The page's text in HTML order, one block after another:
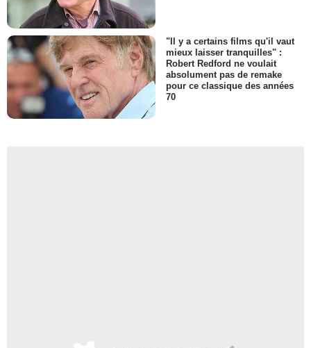
"Il y a certains films qu'il vaut
mieux laisser tranquilles" :
Robert Redford ne voulait
absolument pas de remake
pour ce classique des années
70